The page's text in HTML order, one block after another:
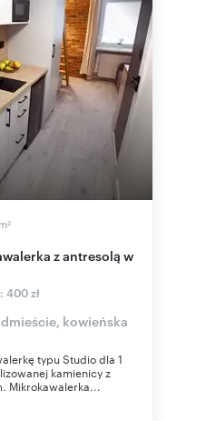
2
400 zł
kowieńska
typu Studio dla 1
kamienicy z
Mikrokawalerka...